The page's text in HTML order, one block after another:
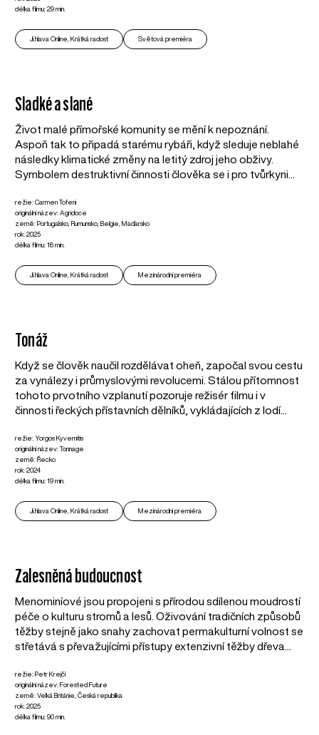
délka filmu: 29 min.
Ji.hlava Online, Krátká radost Světová premiéra
Sladké a slané
Život malé přímořské komunity se mění k nepoznání.
Aspoň tak to připadá starému rybáři, když sleduje neblahé
následky klimatické změny na letitý zdroj jeho obživy.
Symbolem destruktivní činnosti člověka se i pro tvůrkyni...
režie: Carmen Tofeni
originální název: Agridoce
země: Portugalsko, Rumunsko, Belgie, Maďarsko
rok: 2025
délka filmu: 16 min.
Ji.hlava Online, Krátká radost Mezinárodní premiéra
Tonáž
Když se člověk naučil rozdělávat oheň, započal svou cestu
za vynálezy i průmyslovými revolucemi. Stálou přítomnost
tohoto prvotního vzplanutí pozoruje režisér filmu i v
činnosti řeckých přístavních dělníků, vykládajících z lodí...
režie: Yorgos Kyvernitis
originální název: Tonnage
země: Řecko
rok: 2024
délka filmu: 19 min.
Ji.hlava Online, Krátká radost Mezinárodní premiéra
Zalesněná budoucnost
Menominíové jsou propojeni s přírodou sdílenou moudrostí
péče o kulturu stromů a lesů. Oživování tradičních způsobů
těžby stejně jako snahy zachovat permakulturní volnost se
střetává s převažujícími přístupy extenzivní těžby dřeva...
režie: Petr Krejčí
originální název: Forested Future
země: Velká Británie, Česká republika
rok: 2025
délka filmu: 90 min.